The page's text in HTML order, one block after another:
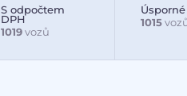
S odpočtem
DPH
1019 vozů
1015